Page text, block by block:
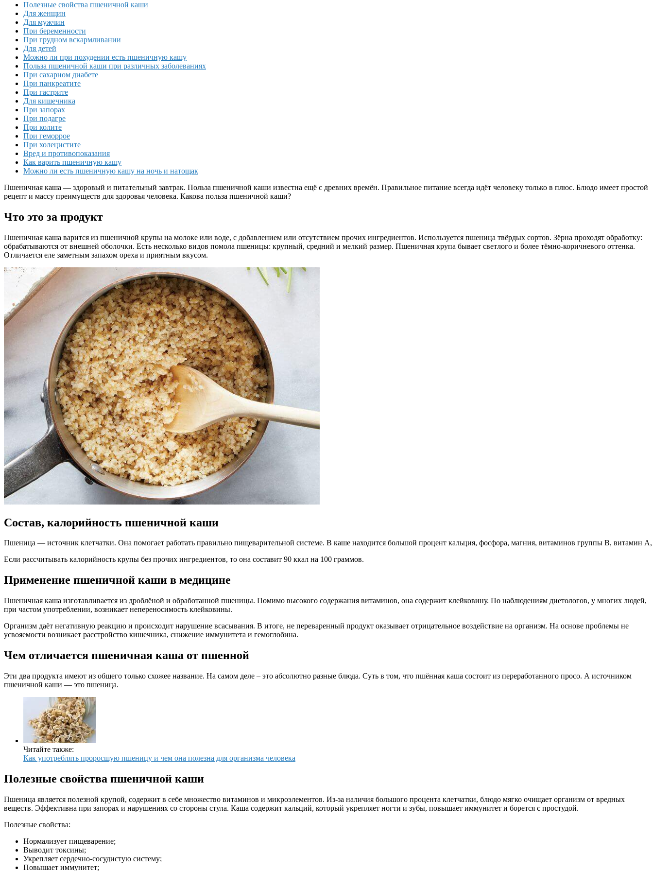
Полезные свойства пшеничной каши
Для женщин
Для мужчин
При беременности
При грудном вскармливании
Для детей
Можно ли при похудении есть пшеничную кашу
Польза пшеничной каши при различных заболеваниях
При сахарном диабете
При панкреатите
При гастрите
Для кишечника
При запорах
При подагре
При колите
При геморрое
При холецистите
Вред и противопоказания
Как варить пшеничную кашу
Можно ли есть пшеничную кашу на ночь и натощак
Пшеничная каша — здоровый и питательный завтрак. Польза пшеничной каши известна ещё с древних времён. Правильное питание всегда идёт человеку только в плюс. Блюдо имеет простой
рецепт и массу преимуществ для здоровья человека. Какова польза пшеничной каши?
Что это за продукт
Пшеничная каша варится из пшеничной крупы на молоке или воде, с добавлением или отсутствием прочих ингредиентов. Используется пшеница твёрдых сортов. Зёрна проходят обработку:
обрабатываются от внешней оболочки. Есть несколько видов помола пшеницы: крупный, средний и мелкий размер. Пшеничная крупа бывает светлого и более тёмно-коричневого оттенка.
Отличается еле заметным запахом ореха и приятным вкусом.
Состав, калорийность пшеничной каши
Пшеница — источник клетчатки. Она помогает работать правильно пищеварительной системе. В каше находится большой процент кальция, фосфора, магния, витаминов группы В, витамин
Если рассчитывать калорийность крупы без прочих ингредиентов, то она составит 90 ккал на 100 граммов.
Применение пшеничной каши в медицине
Пшеничная каша изготавливается из дроблёной и обработанной пшеницы. Помимо высокого содержания витаминов, она содержит клейковину. По наблюдениям диетологов, у многих людей,
при частом употреблении, возникает непереносимость клейковины.
Организм даёт негативную реакцию и происходит нарушение всасывания. В итоге, не переваренный продукт оказывает отрицательное воздействие на организм. На основе проблемы не
усвояемости возникает расстройство кишечника, снижение иммунитета и гемоглобина.
Чем отличается пшеничная каша от пшенной
Эти два продукта имеют из общего только схожее название. На самом деле – это абсолютно разные блюда. Суть в том, что пшённая каша состоит из переработанного просо. А источником
пшеничной каши — это пшеница.
Читайте также:
Как употреблять проросшую пшеницу и чем она полезна для организма человека
Полезные свойства пшеничной каши
Пшеница является полезной крупой, содержит в себе множество витаминов и микроэлементов. Из-за наличия большого процента клетчатки, блюдо мягко очищает организм от вредных
веществ. Эффективна при запорах и нарушениях со стороны стула. Каша содержит кальций, который укрепляет ногти и зубы, повышает иммунитет и борется с простудой.
Полезные свойства:
Нормализует пищеварение;
Выводит токсины;
Укрепляет сердечно-сосудистую систему;
Повышает иммунитет;